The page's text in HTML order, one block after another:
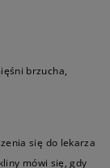
brzucha,
się do lekarza
mówi się, gdy